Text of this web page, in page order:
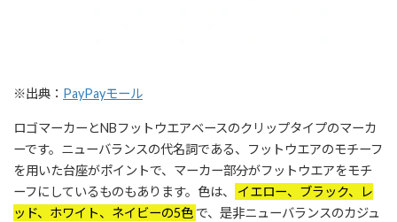
※出典： PayPayモール
ロゴマーカーとNBフットウエアベースのクリップタイプのマーカ
ーです。ニューバランスの代名詞である、フットウエアのモチーフ
を用いた台座がポイントで、マーカー部分がフットウエアをモチ
ーフにしているものもあります。色は、
イエロー、ブラック、レ
ッド、ホワイト、ネイビーの5色で、是非ニューバランスのカジュ